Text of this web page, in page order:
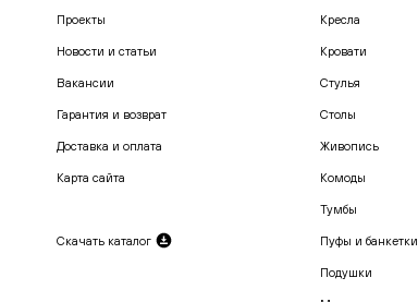
Проекты
Новости и статьи
Вакансии
Гарантия и возврат
Доставка и оплата
Карта сайта
Скачать каталог
Кресла
Кровати
Cтулья
Столы
Живопись
Комоды
Тумбы
Пуфы и банкетки
Подушки